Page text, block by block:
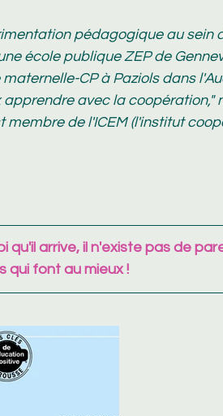
pédagogique au sein
école publique ZEP de
CP à Paziols dans
avec la coopération,"
membre de l'ICEM (l'institut
qu'il arrive, il n'existe pas de
qui font au mieux !